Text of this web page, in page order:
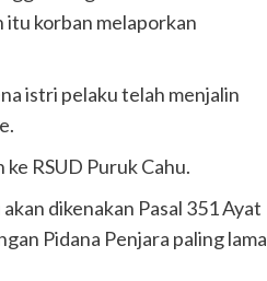
itu korban melaporkan
istri pelaku telah menjalin
RSUD Puruk Cahu.
dikenakan Pasal 351 Ayat
Pidana Penjara paling lama